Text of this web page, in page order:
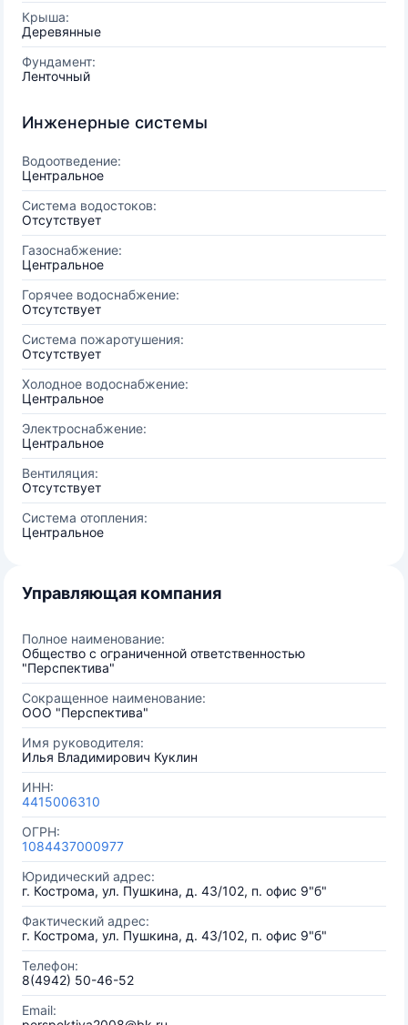
Крыша:
Деревянные
Фундамент:
Ленточный
Инженерные системы
Водоотведение:
Центральное
Система водостоков:
Отсутствует
Газоснабжение:
Центральное
Горячее водоснабжение:
Отсутствует
Система пожаротушения:
Отсутствует
Холодное водоснабжение:
Центральное
Электроснабжение:
Центральное
Вентиляция:
Отсутствует
Система отопления:
Центральное
Управляющая компания
Полное наименование:
Общество с ограниченной ответственностью
"Перспектива"
Сокращенное наименование:
ООО "Перспектива"
Имя руководителя:
Илья Владимирович Куклин
ИНН:
4415006310
ОГРН:
1084437000977
Юридический адрес:
г. Кострома, ул. Пушкина, д. 43/102, п. офис 9"б"
Фактический адрес:
г. Кострома, ул. Пушкина, д. 43/102, п. офис 9"б"
Телефон:
8(4942) 50-46-52
Email: